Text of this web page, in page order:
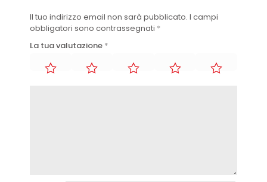
Il tuo indirizzo email non sarà pubblicato. I campi
obbligatori sono contrassegnati *
La tua valutazione *